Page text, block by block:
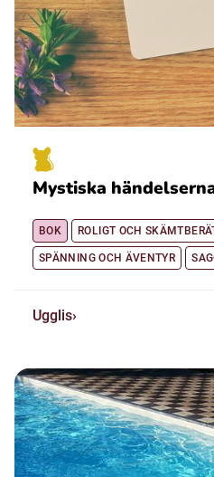
Mystiska
BOK ROLIGT OCH
SPÄNNING OCH ÄVENTYR
Ugglis